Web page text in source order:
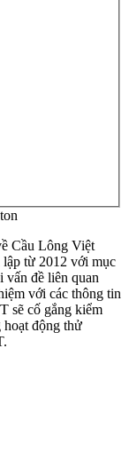
Cầu Lông Việt
từ 2012 với mục
vấn đề liên quan
với các thông tin
sẽ cố gắng kiểm
hoạt động thử